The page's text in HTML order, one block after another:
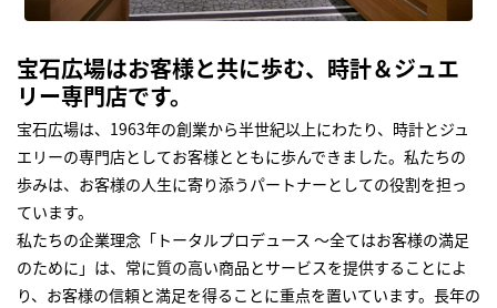
宝石広場はお客様と共に歩む、時計＆ジュエ
リー専門店です。
宝石広場は、1963年の創業から半世紀以上にわたり、時計とジュ
エリーの専門店としてお客様とともに歩んできました。私たちの
歩みは、お客様の人生に寄り添うパートナーとしての役割を担っ
ています。
私たちの企業理念「トータルプロデュース ～全てはお客様の満足
のために」は、常に質の高い商品とサービスを提供することによ
り、お客様の信頼と満足を得ることに重点を置いています。長年の